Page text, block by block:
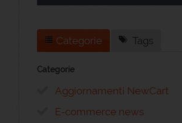
Categorie Tags
Categorie
Aggiornamenti NewCart
E-commerce news